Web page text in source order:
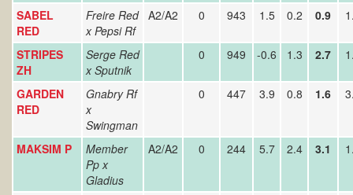
SABEL
RED
Freire Red
x Pepsi Rf
A2/A2 0 943 1.5 0.2 0.9
STRIPES
ZH
Serge Red
x Sputnik
0 949 -0.6 1.3 2.7
GARDEN
RED
Gnabry Rf
x
Swingman
0 447 3.9 0.8 1.6
MAKSIM P
Member
Pp x
Gladius
A2/A2 0 244 5.7 2.4 3.1